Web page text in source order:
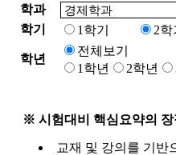
학과
학기
1학기 2학
학년
전체보기
1학년
2학년
※ 시험대비 핵심요약의 장
교재 및 강의를 기반